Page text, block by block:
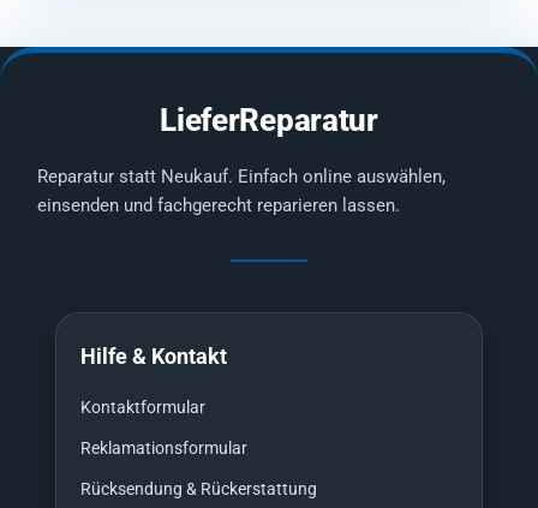
LieferReparatur
Reparatur statt Neukauf. Einfach online auswählen,
einsenden und fachgerecht reparieren lassen.
Hilfe & Kontakt
Kontaktformular
Reklamationsformular
Rücksendung & Rückerstattung